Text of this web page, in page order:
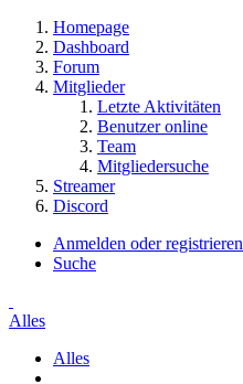
Homepage
Dashboard
Forum
Mitglieder
Letzte Aktivitäten
Benutzer online
Team
Mitgliedersuche
Streamer
Discord
Anmelden oder registrieren
Suche
Alles
Alles